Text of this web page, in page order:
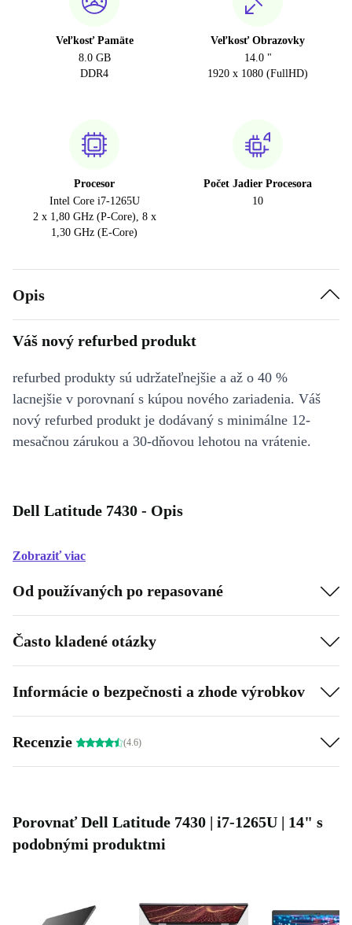
Veľkosť Pamäte
8.0 GB
DDR4
Veľkosť Obrazovky
14.0 "
1920 x 1080 (FullHD)
Procesor
Intel Core i7-1265U
2 x 1,80 GHz (P-Core), 8 x
1,30 GHz (E-Core)
Počet Jadier Procesora
10
Opis
Váš nový refurbed produkt
refurbed produkty sú udržateľnejšie a až o 40 %
lacnejšie v porovnaní s kúpou nového zariadenia. Váš
nový refurbed produkt je dodávaný s minimálne 12-
mesačnou zárukou a 30-dňovou lehotou na vrátenie.
Dell Latitude 7430 - Opis
Zobraziť viac
Od používaných po repasované
Často kladené otázky
Informácie o bezpečnosti a zhode výrobkov
Recenzie (4.6)
Porovnať Dell Latitude 7430 | i7-1265U | 14" s
podobnými produktmi